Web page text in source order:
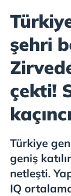
şehri
çekti!
Türkiye
geniş
netleşti.
IQ